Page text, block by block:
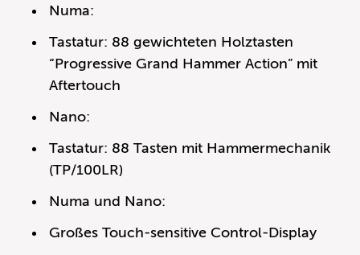
Numa:
Tastatur: 88 gewichteten Holztasten
“Progressive Grand Hammer Action” mit
Aftertouch
Nano:
Tastatur: 88 Tasten mit Hammermechanik
(TP/100LR)
Numa und Nano:
Großes Touch-sensitive Control-Display